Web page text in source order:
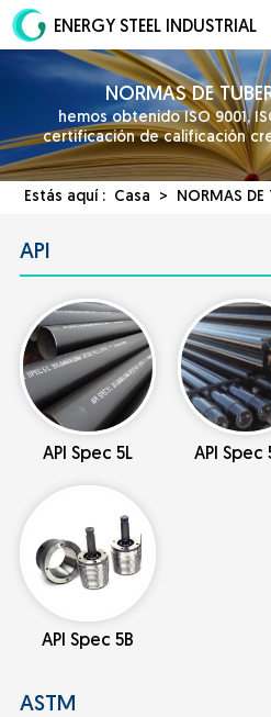
ENERGY STEEL INDUSTRIAL
NORMAS DE
hemos obtenido ISO 9001,
certificación de calificación
Estás aquí : Casa > NORMAS DE
API
API Spec 5L API Spec
API Spec 5B
ASTM